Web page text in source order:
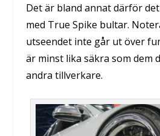
Det är bland annat därför
med True Spike bultar.
utseendet inte går ut över
är minst lika säkra som dem
andra tillverkare.